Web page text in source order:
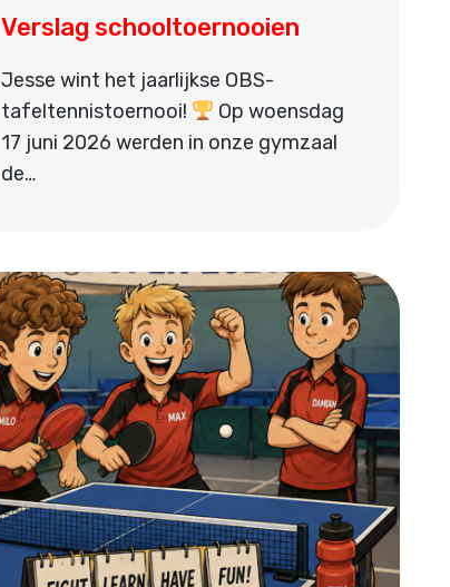
Verslag schooltoernooien
Jesse wint het jaarlijkse OBS-
tafeltennistoernooi!
Op woensdag
17 juni 2026 werden in onze gymzaal
de…